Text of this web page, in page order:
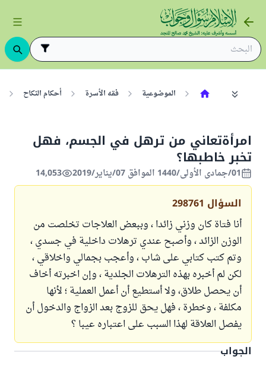
الموضوعية فقه الأسرة أحكام النكاح
امرأةتعاني من ترهل في الجسم، فهل
تخبر خاطبها؟
01/جمادى الأولى/1440 الموافق 07/يناير/2019 14,053
السؤال 298761
أنا فتاة كان وزني زائدا ، وببعض العلاجات تخلصت من
الوزن الزائد ، وأصبح عندي ترهلات داخلية في جسدي ،
وتم كتب كتابي على شاب ، وأعجب بجمالي واخلاقي ،
لكن لم أخبره بهذه الترهلات الجلدية ، وإن اخبرته أخاف
أن يحصل طلاق، ولا أستطيع أن أعمل العملية ؛ لأنها
مكلفة ، وخطرة ، فهل يحق للزوج بعد الزواج والدخول أن
يفصل العلاقة لهذا السبب على اعتباره عيبا ؟
الجواب